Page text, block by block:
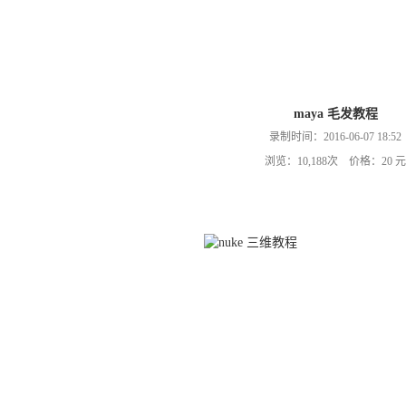
maya 毛发教程
录制时间：2016-06-07 18:52
浏览：10,188次 价格：20 元